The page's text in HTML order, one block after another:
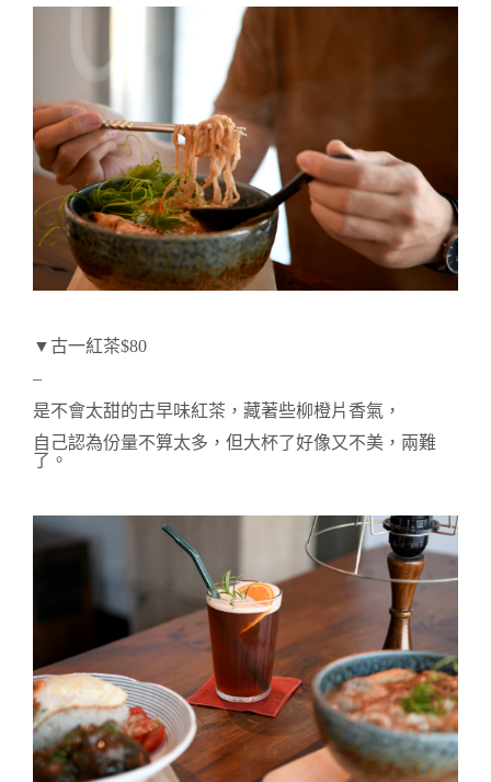
▼古一紅茶$80
–
是不會太甜的古早味紅茶，藏著些柳橙片香氣，
自己認為份量不算太多，但大杯了好像又不美，兩難
了。